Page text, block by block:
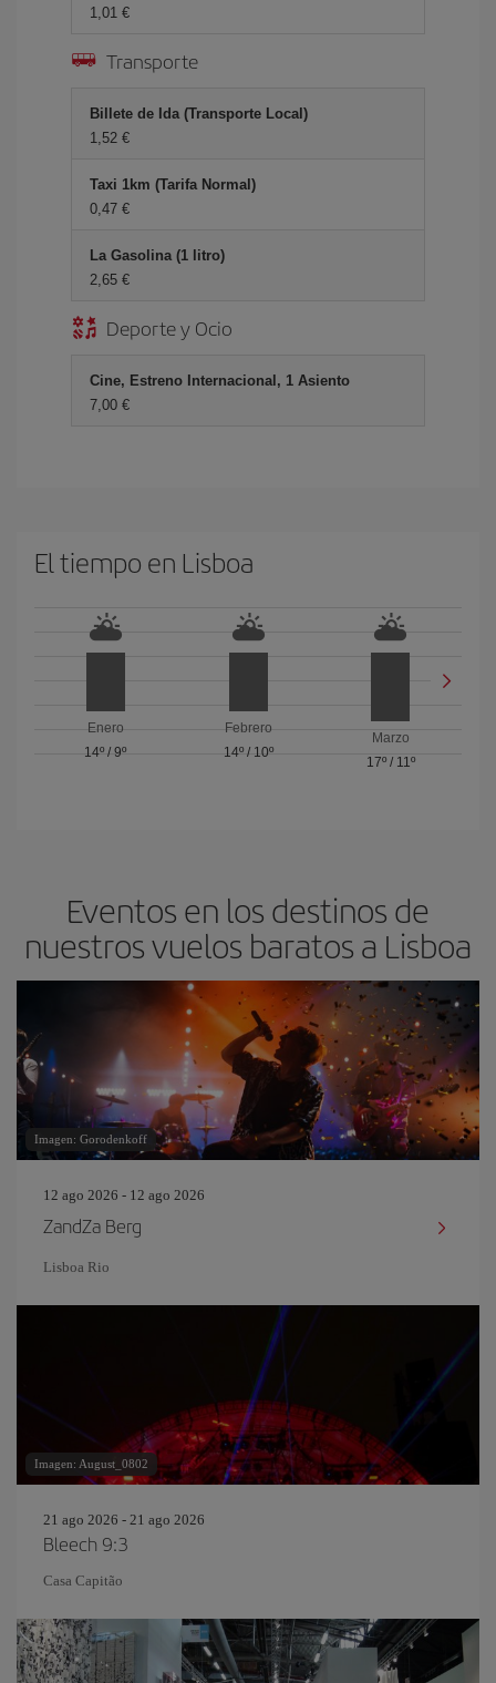
1,01
Transporte
Billete de Ida (Transporte Local)
1,52
Taxi 1km (Tarifa Normal)
0,47
La Gasolina (1 litro)
2,65
Deporte y Ocio
Cine, Estreno Internacional, 1 Asiento
7,00
El tiempo en Lisboa
Enero
14º /9º
Febrero
14º/ 10º
Marzo
17º/ 11º
Eventos en los destinos de
nuestros vuelos baratos a Lisboa
Imagen: Gorodenkoff
12 ago 2026 - 12 ago 2026
ZandZa Berg
Lisboa Rio
Imagen: August_0802
21 ago 2026 - 21 ago 2026
Bleech 9:3
Casa Capitão